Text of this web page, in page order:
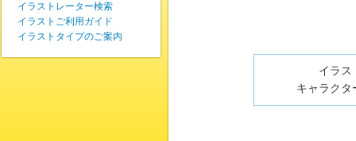
イラス
キャラクタ
イラストレーター検索
イラストご利用ガイド
イラストタイプのご案内